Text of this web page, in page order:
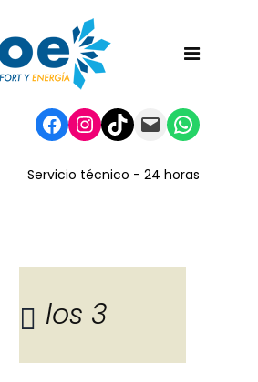
Facebook
Instagram
TikTok
Mail
Servicio técnico - 24 horas
los 3